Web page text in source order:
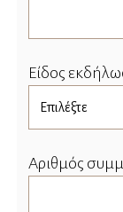
Είδος
Αριθμός